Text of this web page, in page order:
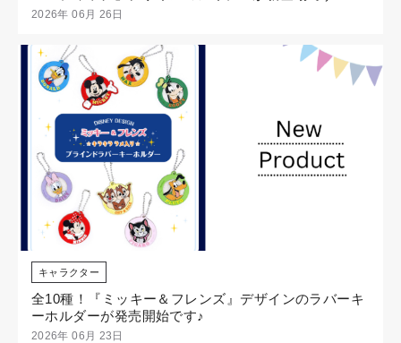
2026年 06月 26日
キャラクター
全10種！『ミッキー＆フレンズ』デザインのラバーキ
ーホルダーが発売開始です♪
2026年 06月 23日